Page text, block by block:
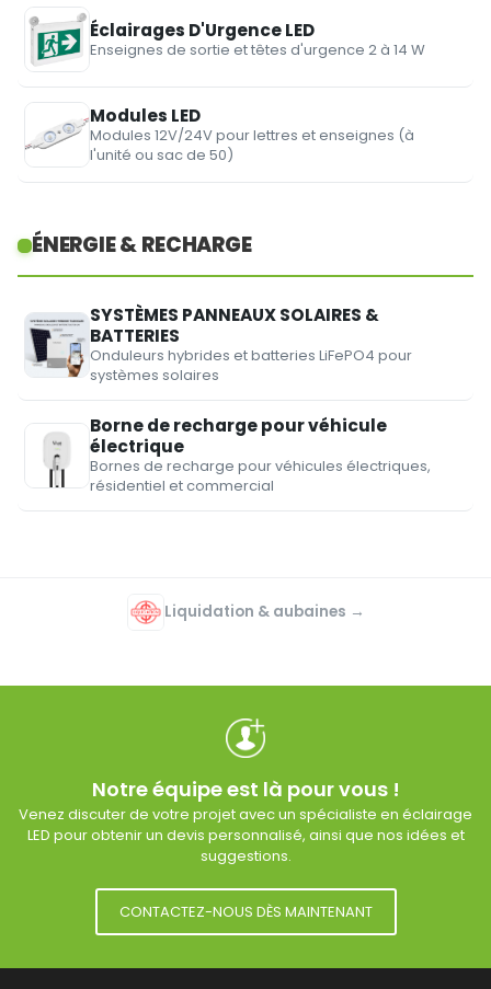
Éclairages D'Urgence LED
Enseignes de sortie et têtes d'urgence 2 à 14 W
Modules LED
Modules 12V/24V pour lettres et enseignes (à
l'unité ou sac de 50)
ÉNERGIE & RECHARGE
SYSTÈMES PANNEAUX SOLAIRES &
BATTERIES
Onduleurs hybrides et batteries LiFePO4 pour
systèmes solaires
Borne de recharge pour véhicule
électrique
Bornes de recharge pour véhicules électriques,
résidentiel et commercial
Liquidation & aubaines →
Notre équipe est là pour vous !
Venez discuter de votre projet avec un spécialiste en éclairage
LED pour obtenir un devis personnalisé, ainsi que nos idées et
suggestions.
CONTACTEZ-NOUS DÈS MAINTENANT